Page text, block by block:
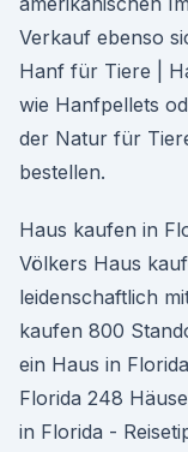
Verkauf ebenso
Hanf für Tiere |
wie Hanfpellets
der Natur für
bestellen.
Haus kaufen in
Völkers Haus
leidenschaftlich
kaufen 800
ein Haus in
Florida 248
in Florida -